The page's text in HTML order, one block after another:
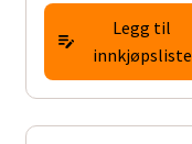
Legg til
innkjøpsliste